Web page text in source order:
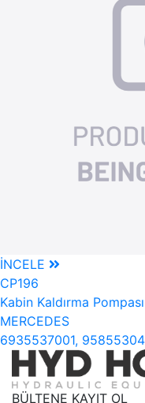
İNCELE
CP196
Kabin Kaldırma Pompası
MERCEDES
6935537001,
BÜLTENE KAYIT OL